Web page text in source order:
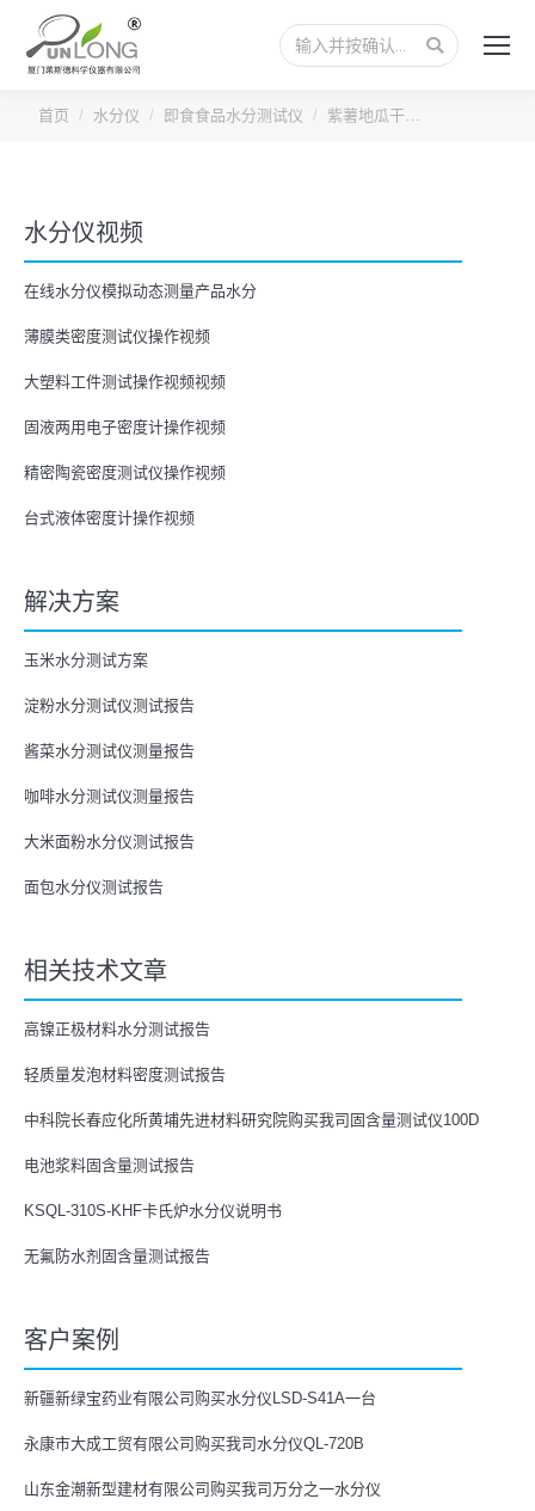
搜
索：
您的位置：
首页 水分仪 即食食品水分测试仪 紫薯地瓜干…
水分仪视频
在线水分仪模拟动态测量产品水分
薄膜类密度测试仪操作视频
大塑料工件测试操作视频视频
固液两用电子密度计操作视频
精密陶瓷密度测试仪操作视频
台式液体密度计操作视频
解决方案
玉米水分测试方案
淀粉水分测试仪测试报告
酱菜水分测试仪测量报告
咖啡水分测试仪测量报告
大米面粉水分仪测试报告
面包水分仪测试报告
相关技术文章
高镍正极材料水分测试报告
轻质量发泡材料密度测试报告
中科院长春应化所黄埔先进材料研究院购买我司固含量测试仪100D
电池浆料固含量测试报告
KSQL-310S-KHF卡氏炉水分仪说明书
无氟防水剂固含量测试报告
客户案例
新疆新绿宝药业有限公司购买水分仪LSD-S41A一台
永康市大成工贸有限公司购买我司水分仪QL-720B
山东金潮新型建材有限公司购买我司万分之一水分仪